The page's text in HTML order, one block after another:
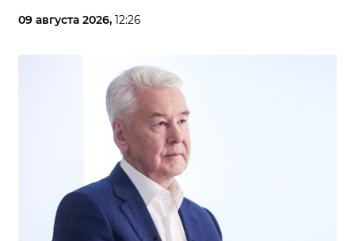
09 августа 2026, 12:26